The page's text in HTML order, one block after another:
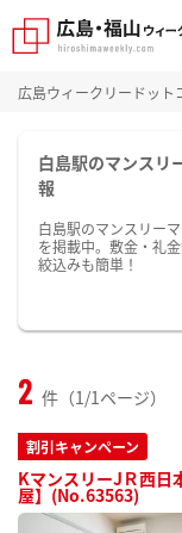
広島ウィークリードット
白島駅のマンスリ
報
白島駅のマンスリー
を掲載中。敷金・礼
絞込みも簡単！
2 件（1/1ページ）
割引キャンペーン
KマンスリーJＲ西日
屋】(No.63563)